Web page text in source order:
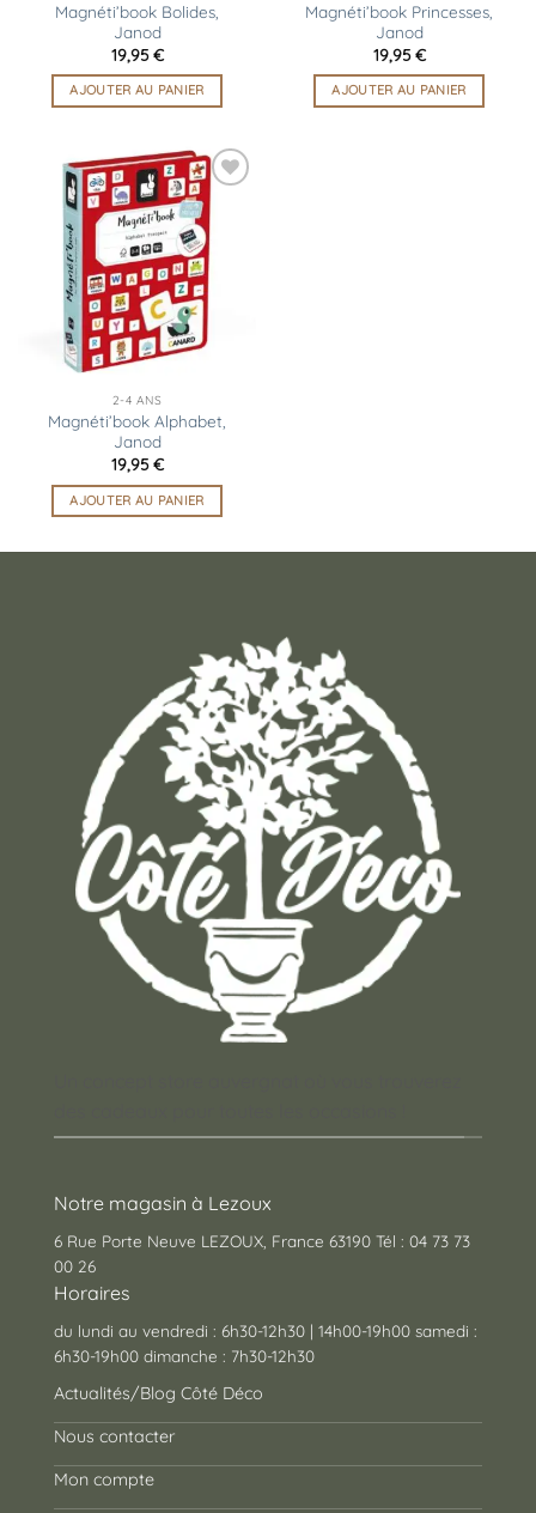
Magnéti’book Bolides,
Janod
19,95€
AJOUTER AU PANIER
Magnéti’book Princesses,
Janod
19,95€
AJOUTER AU PANIER
Ajouter
à la
liste
d’envies
2-4 ANS
Magnéti’book Alphabet,
Janod
19,95€
AJOUTER AU PANIER
Notre magasin à Lezoux
6 Rue Porte Neuve LEZOUX, France 63190 Tél : 04 73 73
00 26
Horaires
du lundi au vendredi : 6h30-12h30 | 14h00-19h00 samedi :
6h30-19h00 dimanche : 7h30-12h30
Actualités/Blog Côté Déco
Nous contacter
Mon compte